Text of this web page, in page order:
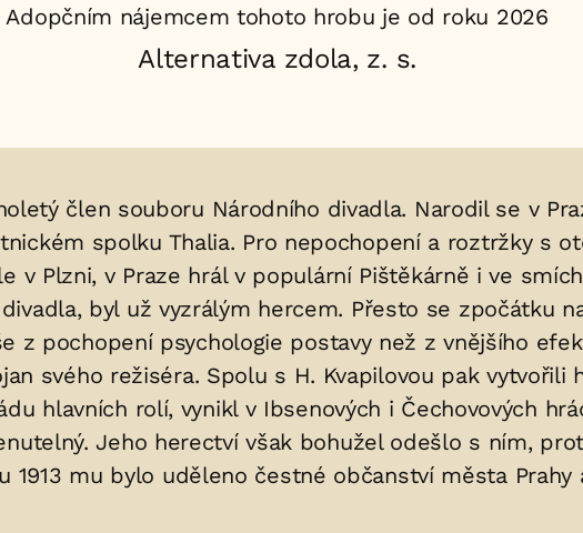
Adopčním nájemcem tohoto hrobu je od roku 2026
Alternativa zdola, z. s.
člen souboru Národního divadla. Narodil se v
spolku Thalia. Pro nepochopení a roztržky s
v Plzni, v Praze hrál v populární Pištěkárně i ve
byl už vyzrálým hercem. Přesto se zpočátku
z pochopení psychologie postavy než z vnějšího
svého režiséra. Spolu s H. Kvapilovou pak vytvořili
hlavních rolí, vynikl v Ibsenových i Čechovových
Jeho herectví však bohužel odešlo s ním,
mu bylo uděleno čestné občanství města Prahy